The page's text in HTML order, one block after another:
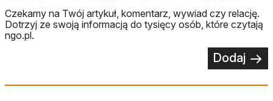
Czekamy na Twój artykuł, komentarz, wywiad czy relację.
Dotrzyj ze swoją informacją do tysięcy osób, które czytają
ngo.pl.
Dodaj